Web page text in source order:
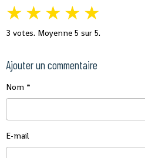
★ ★ ★ ★ ★
3 votes. Moyenne 5 sur 5.
Ajouter un commentaire
Nom
E-mail